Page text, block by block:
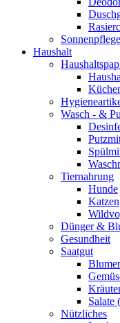
Sonnenpflege
Haushalt
Wasch - &
Tiernahrung
Hunde
Katzen
Dünger &
Gesundheit
Saatgut
Salate
Nützliches